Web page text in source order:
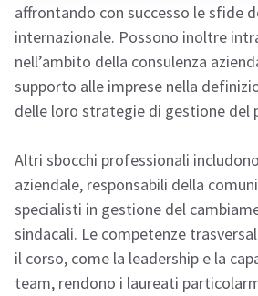
affrontando con successo le sfide
internazionale. Possono inoltre
nell’ambito della consulenza
supporto alle imprese nella
delle loro strategie di gestione del
Altri sbocchi professionali
aziendale, responsabili della
specialisti in gestione del
sindacali. Le competenze
il corso, come la leadership e la
team, rendono i laureati